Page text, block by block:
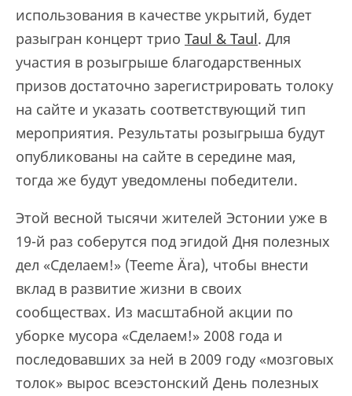
использования в качестве укрытий, будет
разыгран концерт трио Taul & Taul. Для
участия в розыгрыше благодарственных
призов достаточно зарегистрировать толоку
на сайте и указать соответствующий тип
мероприятия. Результаты розыгрыша будут
опубликованы на сайте в середине мая,
тогда же будут уведомлены победители.
Этой весной тысячи жителей Эстонии уже в
19-й раз соберутся под эгидой Дня полезных
дел «Сделаем!» (Teeme Ära), чтобы внести
вклад в развитие жизни в своих
сообществах. Из масштабной акции по
уборке мусора «Сделаем!» 2008 года и
последовавших за ней в 2009 году «мозговых
толок» вырос всеэстонский День полезных